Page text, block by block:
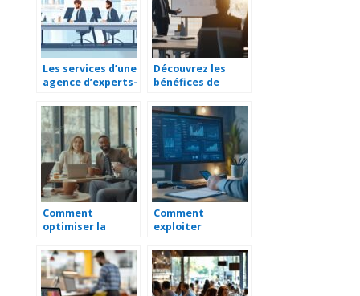
Les services d’une
agence d’experts-
Artigues-près-
Bordeaux pour les
entreprises en
croissance
Découvrez les
bénéfices de
formation en
traitement de
surface
Comment
optimiser la
un meilleur bien-
être au travail ?
Comment
exploiter
portail d’appels
d’offres publics